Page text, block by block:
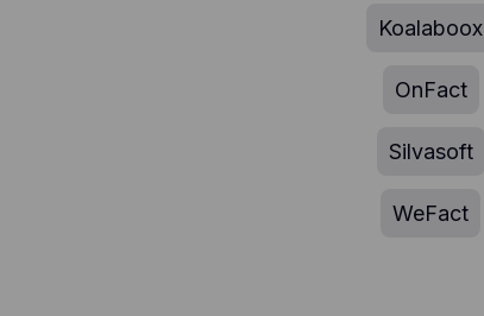
Koalaboox
OnFact
Silvasoft
WeFact